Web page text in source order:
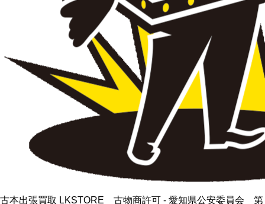
古本出張買取 LKSTORE 古物商許可 - 愛知県公安委員会 第